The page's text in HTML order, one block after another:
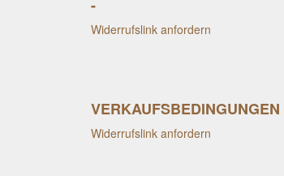
-
Widerrufslink anfordern
VERKAUFSBEDINGUNGEN
Widerrufslink anfordern